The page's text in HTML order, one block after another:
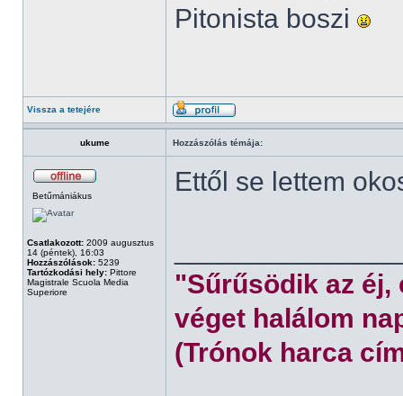
Pitonista boszi
Vissza a tetejére
ukume Hozzászólás témája:
Betűmániákus
Csatlakozott: 2009 augusztus
14 (péntek), 16:03
Hozzászólások: 5239
Tartózkodási hely: Pittore
Magistrale Scuola Media
Superiore
Ettől se lettem
"Sűrűsödik az éj,
véget halálom
(Trónok harca